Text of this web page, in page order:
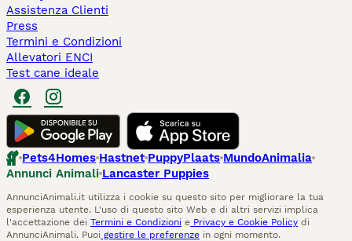
Assistenza Clienti
Press
Termini e Condizioni
Allevatori ENCI
Test cane ideale
Pets4Homes Hastnet PuppyPlaats MundoAnimalia
Annunci Animali Lancaster Puppies
AnnunciAnimali.it utilizza i cookie su questo sito per migliorare la tua
esperienza utente. L'uso di questo sito Web e di altri servizi implica
l'accettazione dei Termini e Condizioni e Privacy e Cookie Policy di
AnnunciAnimali. Puoi gestire le preferenze in ogni momento.